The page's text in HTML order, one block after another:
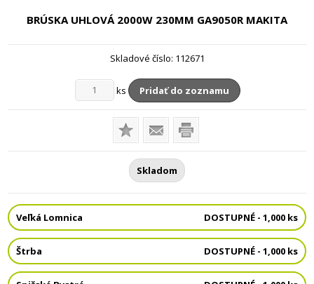
BRÚSKA UHLOVÁ 2000W 230MM GA9050R MAKITA
Skladové číslo: 112671
ks Pridať do zoznamu
Skladom
Veľká Lomnica DOSTUPNÉ - 1,000 ks
Štrba DOSTUPNÉ - 1,000 ks